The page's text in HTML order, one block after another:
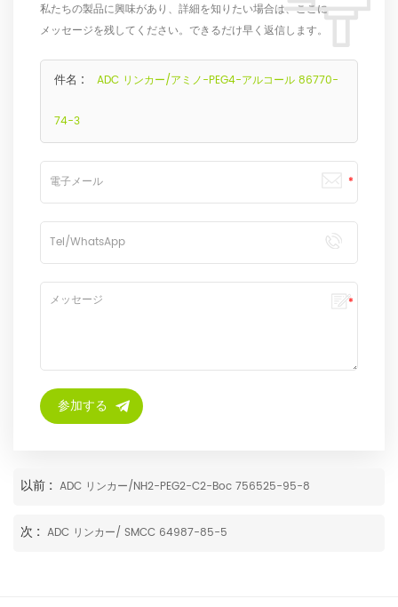
私たちの製品に興味があり、詳細を知りたい場合は、ここに
メッセージを残してください。できるだけ早く返信します。
件名 : ADC リンカー/アミノ-PEG4-アルコール 86770-
74-3
以前 : ADC リンカー/NH2-PEG2-C2-Boc 756525-95-8
次 : ADC リンカー/ SMCC 64987-85-5